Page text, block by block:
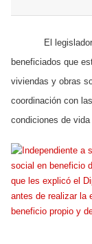
El
beneficiados que
viviendas y obras
coordinación con
condiciones de vida